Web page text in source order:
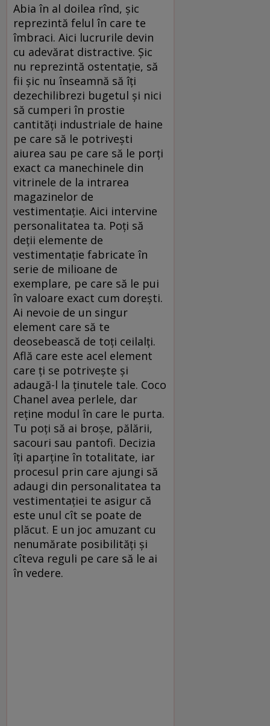
Abia în al doilea rînd, șic
reprezintă felul în care te
îmbraci. Aici lucrurile devin
cu adevărat distractive. Șic
nu reprezintă ostentație, să
fii șic nu înseamnă să îți
dezechilibrezi bugetul și nici
să cumperi în prostie
cantități industriale de haine
pe care să le potrivești
aiurea sau pe care să le porți
exact ca manechinele din
vitrinele de la intrarea
magazinelor de
vestimentație. Aici intervine
personalitatea ta. Poți să
deții elemente de
vestimentație fabricate în
serie de milioane de
exemplare, pe care să le pui
în valoare exact cum dorești.
Ai nevoie de un singur
element care să te
deosebească de toți ceilalți.
Află care este acel element
care ți se potrivește și
adaugă-l la ținutele tale. Coco
Chanel avea perlele, dar
reține modul în care le purta.
Tu poți să ai broșe, pălării,
sacouri sau pantofi. Decizia
îți aparține în totalitate, iar
procesul prin care ajungi să
adaugi din personalitatea ta
vestimentației te asigur că
este unul cît se poate de
plăcut. E un joc amuzant cu
nenumărate posibilități și
cîteva reguli pe care să le ai
în vedere.